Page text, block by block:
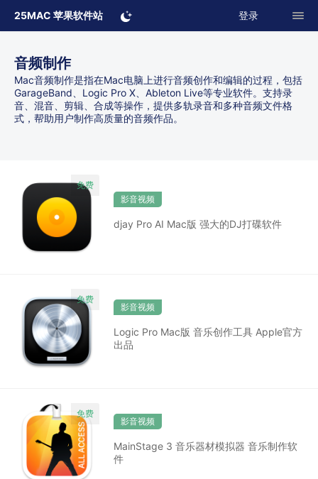
25MAC 苹果软件站 登录
音频制作
Mac音频制作是指在Mac电脑上进行音频创作和编辑的过程，包括
GarageBand、Logic Pro X、Ableton Live等专业软件。支持录
音、混音、剪辑、合成等操作，提供多轨录音和多种音频文件格
式，帮助用户制作高质量的音频作品。
影音视频
djay Pro AI Mac版 强大的DJ打碟软件
影音视频
Logic Pro Mac版 音乐创作工具 Apple官方
出品
影音视频
MainStage 3 音乐器材模拟器 音乐制作软
件